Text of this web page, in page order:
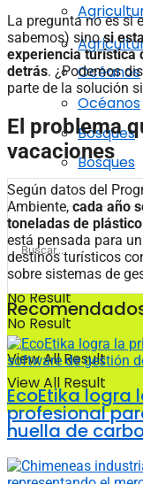
Océanos
Bosques
No Result
View All Result
Océanos
Bosques
No Result
View All Result
La pregunta no es si
sabemos) sinosi
experiencia turística
detrás. ¿Podemos
parte de la solución
El problema
vacaciones
Según datos del
Ambiente,cada año
toneladas de
está pensada para
destinos turísticos
sobre sistemas de
EcoEtika logra
profesional
huella de